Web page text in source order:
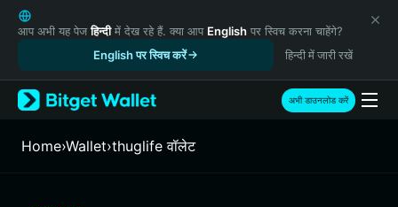
English
日本語
Русский
Español (Latinoamérica)
Türkçe
Italiano
आप अभी यह पेजहिन्दीमें देख रहे हैं. क्या आप English पर स्विच करना चाहेंगे?
English पर स्विच करें
हिन्दी में जारी रखें
अभी डाउनलोड करें
Home›Wallet›thuglife वॉलेट